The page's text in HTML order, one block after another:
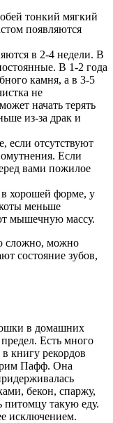
тонкий мягкий
появляются
в 2-4 недели. В
В 1-2 года
камня, а в 3-5
не
начать терять
из-за драк и
если отсутствуют
Если
вами пожилое
хорошей форме, у
меньше
мышечную массу.
сложно, можно
состояние зубов,
в домашних
Есть много
книгу рекордов
Пафф. Она
бекон, спаржу,
питомцу такую еду.
исключением.